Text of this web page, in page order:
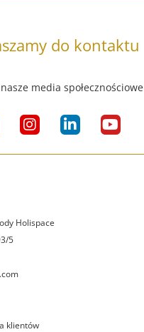
do kontaktu
media społecznościowe
I
n
s
a
L
i
n
Y
o
u
Holispace
5
klientów